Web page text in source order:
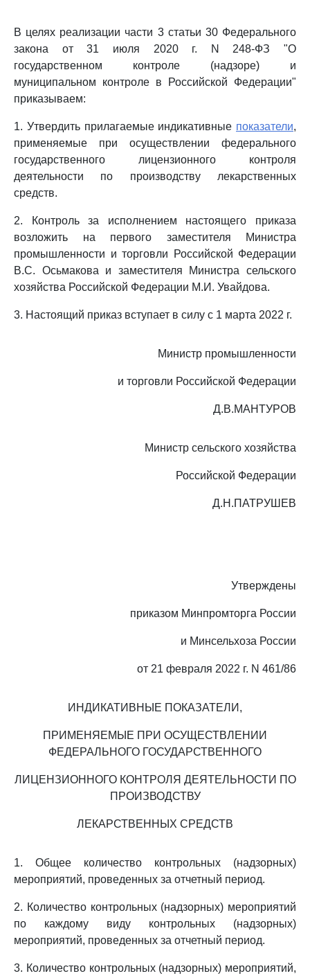
В целях реализации части 3 статьи 30 Федерального
закона от 31 июля 2020 г. N 248-ФЗ "О
государственном контроле (надзоре) и
муниципальном контроле в Российской Федерации"
приказываем:
1. Утвердить прилагаемые индикативные показатели,
применяемые при осуществлении федерального
государственного лицензионного контроля
деятельности по производству лекарственных
средств.
2. Контроль за исполнением настоящего приказа
возложить на первого заместителя Министра
промышленности и торговли Российской Федерации
В.С. Осьмакова и заместителя Министра сельского
хозяйства Российской Федерации М.И. Увайдова.
3. Настоящий приказ вступает в силу с 1 марта 2022 г.
Министр промышленности
и торговли Российской Федерации
Д.В.МАНТУРОВ
Министр сельского хозяйства
Российской Федерации
Д.Н.ПАТРУШЕВ
Утверждены
приказом Минпромторга России
и Минсельхоза России
от 21 февраля 2022 г. N 461/86
ИНДИКАТИВНЫЕ ПОКАЗАТЕЛИ,
ПРИМЕНЯЕМЫЕ ПРИ ОСУЩЕСТВЛЕНИИ
ФЕДЕРАЛЬНОГО ГОСУДАРСТВЕННОГО
ЛИЦЕНЗИОННОГО КОНТРОЛЯ ДЕЯТЕЛЬНОСТИ ПО
ПРОИЗВОДСТВУ
ЛЕКАРСТВЕННЫХ СРЕДСТВ
1. Общее количество контрольных (надзорных)
мероприятий, проведенных за отчетный период.
2. Количество контрольных (надзорных) мероприятий
по каждому виду контрольных (надзорных)
мероприятий, проведенных за отчетный период.
3. Количество контрольных (надзорных) мероприятий,